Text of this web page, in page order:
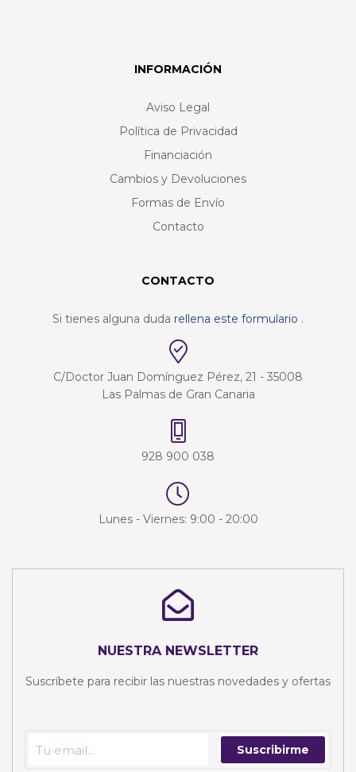
INFORMACIÓN
Aviso Legal
Política de Privacidad
Financiación
Cambios y Devoluciones
Formas de Envío
Contacto
CONTACTO
Si tienes alguna duda rellena este formulario .
C/Doctor Juan Domínguez Pérez, 21 - 35008
Las Palmas de Gran Canaria
928 900 038
Lunes - Viernes: 9:00 - 20:00
NUESTRA NEWSLETTER
Suscríbete para recibir las nuestras novedades y ofertas
Suscribirme